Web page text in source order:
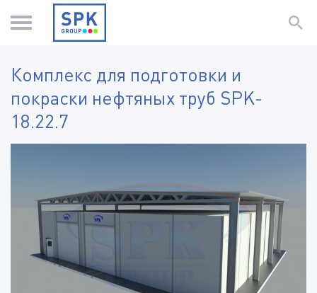
Комплекс для подготовки и
покраски нефтяных труб SPK-
18.22.7